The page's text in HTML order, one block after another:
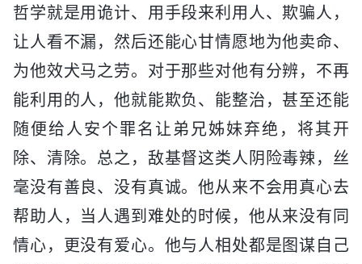
哲学就是用诡计、用手段来利用人、欺骗人，
让人看不漏，然后还能心甘情愿地为他卖命、
为他效犬马之劳。对于那些对他有分辨，不再
能利用的人，他就能欺负、能整治，甚至还能
随便给人安个罪名让弟兄姊妹弃绝，将其开
除、清除。总之，敌基督这类人阴险毒辣，丝
毫没有善良、没有真诚。他从来不会用真心去
帮助人，当人遇到难处的时候，他从来没有同
情心，更没有爱心。他与人相处都是图谋自己